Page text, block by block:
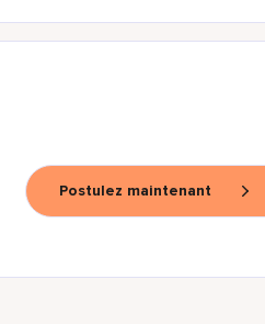
Postulez maintenant